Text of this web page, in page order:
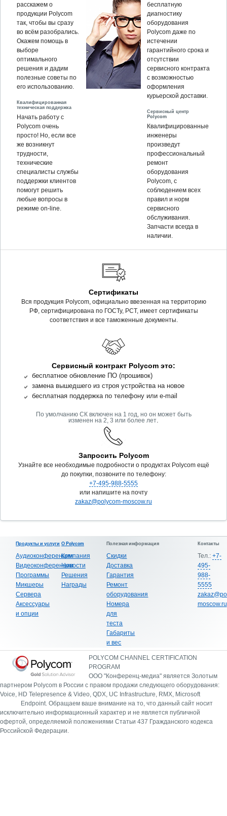
расскажем о
продукции Polycom
так, чтобы вы сразу
во всём разобрались.
Окажем помощь в
выборе
оптимального
решения и дадим
полезные советы по
его использованию.
Квалифицированная
техническая поддержка
Начать работу с
Polycom очень
просто! Но, если все
же возникнут
трудности,
технические
специалисты службы
поддержки клиентов
помогут решить
любые вопросы в
режиме on-line.
бесплатную
диагностику
оборудования
Polycom даже по
истечении
гарантийного срока и
отсутствии
сервисного контракта
с возможностью
оформления
курьерской доставки.
Сервисный центр
Polycom
Квалифицированные
инженеры
произведут
профессиональный
ремонт
оборудования
Polycom, c
соблюдением всех
правил и норм
сервисного
обслуживания.
Запчасти всегда в
наличии.
Сертификаты
Вся продукция Polycom, официально ввезенная на территорию
РФ, сертифицирована по ГОСТу, РСТ, имеет сертификаты
соответствия и все таможенные документы.
Сервисный контракт Polycom это:
бесплатное обновление ПО (прошивок)
замена вышедшего из строя устройства на новое
бесплатная поддержка по телефону или e-mail
По умолчанию СК включен на 1 год, но он может быть
изменен на 2, 3 или более лет.
Запросить Polycom
Узнайте все необходимые подробности о продуктах Polycom ещё
до покупки, позвоните по телефону:
+7-495-988-5555
или напишите на почту
zakaz@polycom-moscow.ru
Продукты и услуги
Аудиоконференции
Видеоконференции
Программы
Микшеры
Сервера
Аксессуары
и опции
О Polycom
Компания
Новости
Решения
Награды
Полезная информация
Скидки
Доставка
Гарантия
Ремонт
оборудования
Номера
для
теста
Габариты
и вес
Контакты
Тел.: +7-
495-
988-
5555
moscow.ru
POLYCOM CHANNEL CERTIFICATION
PROGRAM
ООО "Конференц-медиа" является Золотым
партнером Polycom в России с правом продажи следующего оборудования:
Voice, HD Telepresence & Video, QDX, UC Infrastructure, RMX, Microsoft
Endpoint. Обращаем ваше внимание на то, что данный сайт носит
исключительно информационный характер и не является публичной
офертой, определяемой положениями Статьи 437 Гражданского кодекса
Российской Федерации.